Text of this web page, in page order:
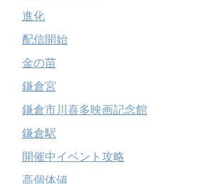
進化
配信開始
金の苗
鎌倉宮
鎌倉市川喜多映画記念館
鎌倉駅
開催中イベント攻略
高個体値